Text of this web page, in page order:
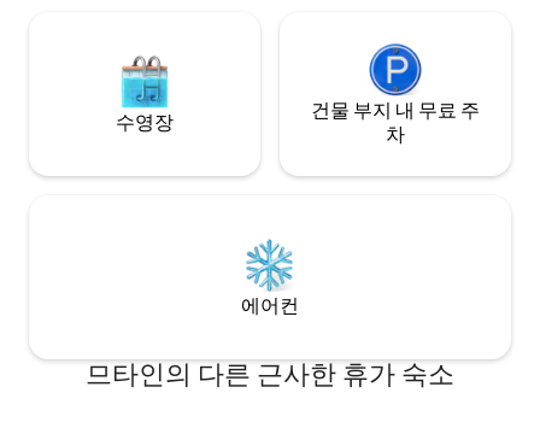
수영장
건물 부지 내 무료 주
차
에어컨
므타인의 다른 근사한 휴가 숙소